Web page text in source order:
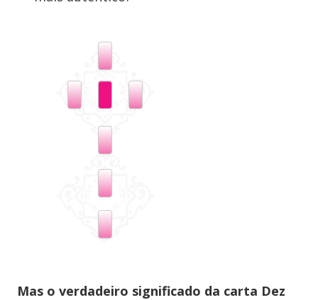
Mas o verdadeiro significado da carta Dez